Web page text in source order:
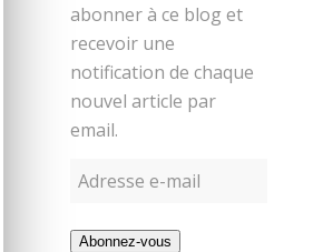
abonner à ce blog et
recevoir une
notification de chaque
nouvel article par
email.
Abonnez-vous